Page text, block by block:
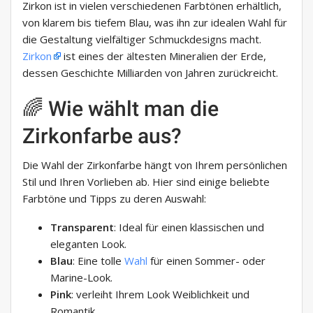
Zirkon ist in vielen verschiedenen Farbtönen erhältlich,
von klarem bis tiefem Blau, was ihn zur idealen Wahl für
die Gestaltung vielfältiger Schmuckdesigns macht.
Zirkon
ist eines der ältesten Mineralien der Erde,
dessen Geschichte Milliarden von Jahren zurückreicht.
🌈 Wie wählt man die
Zirkonfarbe aus?
Die Wahl der Zirkonfarbe hängt von Ihrem persönlichen
Stil und Ihren Vorlieben ab. Hier sind einige beliebte
Farbtöne und Tipps zu deren Auswahl:
Transparent: Ideal für einen klassischen und
eleganten Look.
Blau: Eine tolle Wahl für einen Sommer- oder
Marine-Look.
Pink: verleiht Ihrem Look Weiblichkeit und